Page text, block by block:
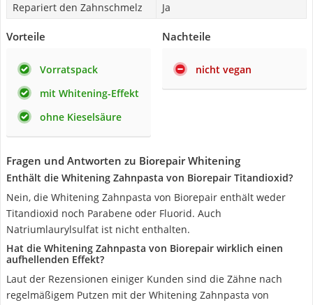
Repariert den Zahnschmelz
Ja
Vorteile
Vorratspack
mit Whitening-Effekt
ohne Kieselsäure
Nachteile
nicht vegan
Fragen und Antworten zu Biorepair Whitening
Enthält die Whitening Zahnpasta von Biorepair Titandioxid?
Nein, die Whitening Zahnpasta von Biorepair enthält weder
Titandioxid noch Parabene oder Fluorid. Auch
Natriumlaurylsulfat ist nicht enthalten.
Hat die Whitening Zahnpasta von Biorepair wirklich einen
aufhellenden Effekt?
Laut der Rezensionen einiger Kunden sind die Zähne nach
regelmäßigem Putzen mit der Whitening Zahnpasta von